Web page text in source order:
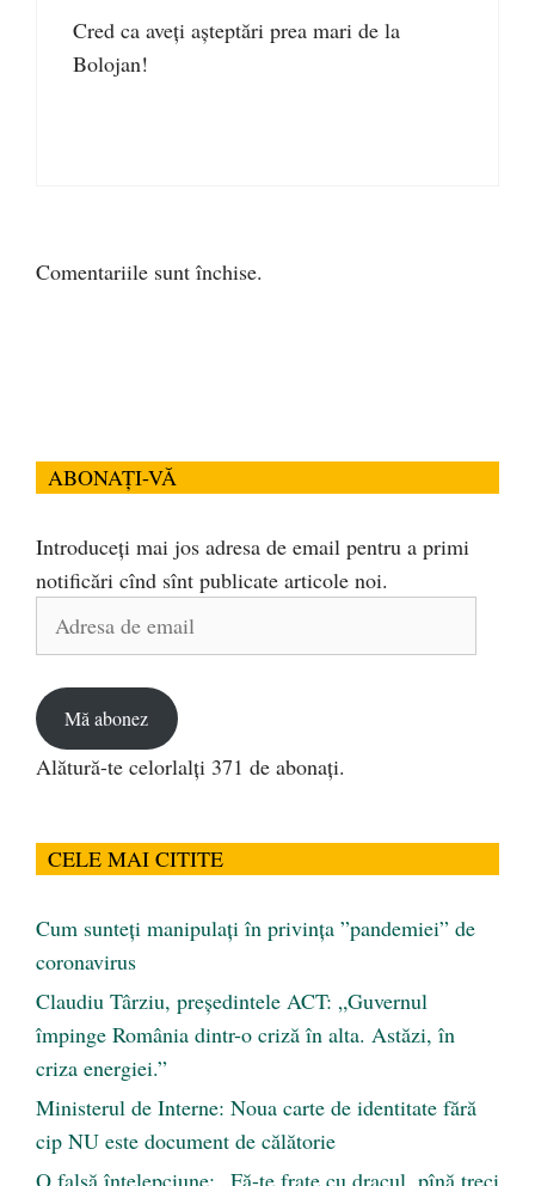
Cred ca aveți așteptări prea mari de la
Bolojan!
Comentariile sunt închise.
ABONAȚI-VĂ
Introduceți mai jos adresa de email pentru a primi
notificări cînd sînt publicate articole noi.
Adresa
Mă abonez
Alătură-te celorlalți 371 de abonați.
CELE MAI CITITE
Cum sunteți manipulați în privința ”pandemiei” de
coronavirus
Claudiu Târziu, președintele ACT: „Guvernul
împinge România dintr-o criză în alta. Astăzi, în
criza energiei.”
Ministerul de Interne: Noua carte de identitate fără
cip NU este document de călătorie
O falsă înțelepciune: „Fă-te frate cu dracul, pînă treci